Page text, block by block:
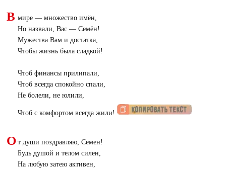
В мире — множество имён,
Но назвали, Вас — Семён!
Мужества Вам и достатка,
Чтобы жизнь была сладкой!
Чтоб финансы прилипали,
Чтоб всегда спокойно спали,
Не болели, не юлили,
Чтоб с комфортом всегда жили!
О т души поздравляю, Семен!
Будь душой и телом силен,
На любую затею активен,